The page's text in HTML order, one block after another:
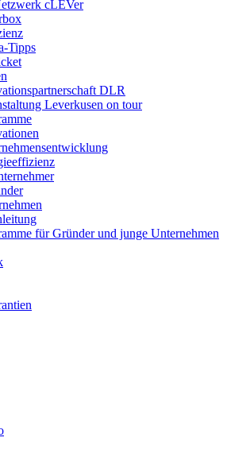
cLEVer
Tipps
DLR
Leverkusen on tour
für Gründer und junge Unternehmen